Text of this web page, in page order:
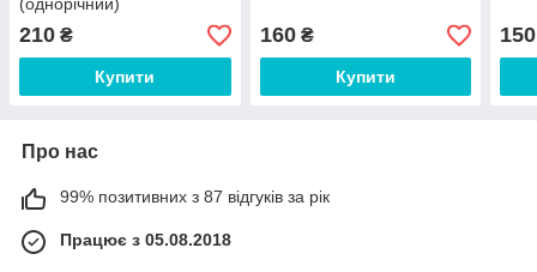
(однорічний)
210 ₴
Купити
160₴
Купити
150
Про нас
99% позитивних з 87 відгуків за рік
Працює з 05.08.2018